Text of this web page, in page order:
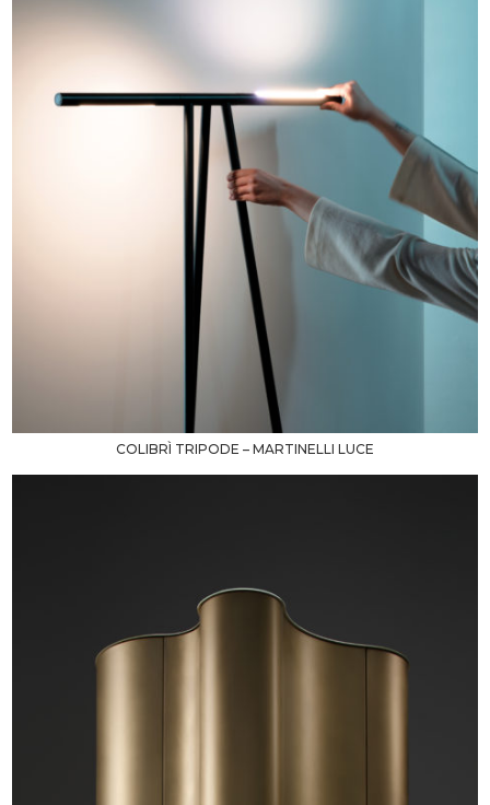
COLIBRÌ TRIPODE – MARTINELLI LUCE